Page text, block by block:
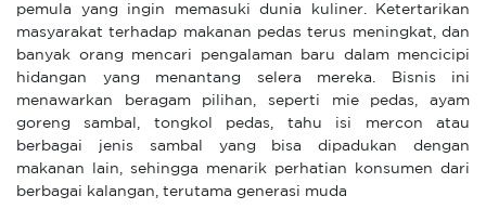
pemula yang ingin memasuki dunia kuliner. Ketertarikan
masyarakat terhadap makanan pedas terus meningkat, dan
banyak orang mencari pengalaman baru dalam mencicipi
hidangan yang menantang selera mereka. Bisnis ini
menawarkan beragam pilihan, seperti mie pedas, ayam
goreng sambal, tongkol pedas, tahu isi mercon atau
berbagai jenis sambal yang bisa dipadukan dengan
makanan lain, sehingga menarik perhatian konsumen dari
berbagai kalangan, terutama generasi muda